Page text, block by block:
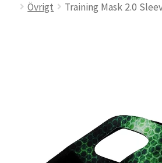
Beräkna ditt 1RM – maxlyft
Övrigt
Training Mask 2.0